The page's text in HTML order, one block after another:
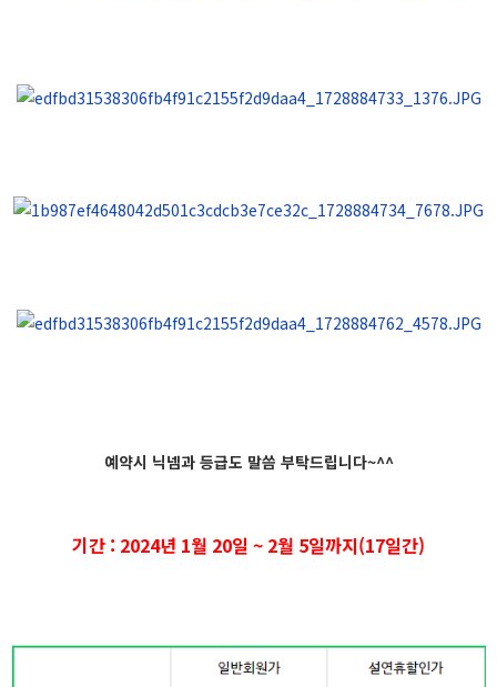
예약시 닉넴과 등급도 말씀 부탁드립니다~^^
기간 : 2024년 1월 20일 ~ 2월 5일까지(17일간)